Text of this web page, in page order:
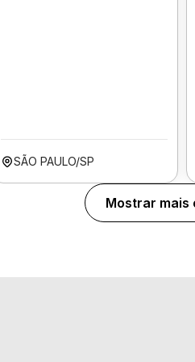
SÃO PAULO/SP
Mostrar mais